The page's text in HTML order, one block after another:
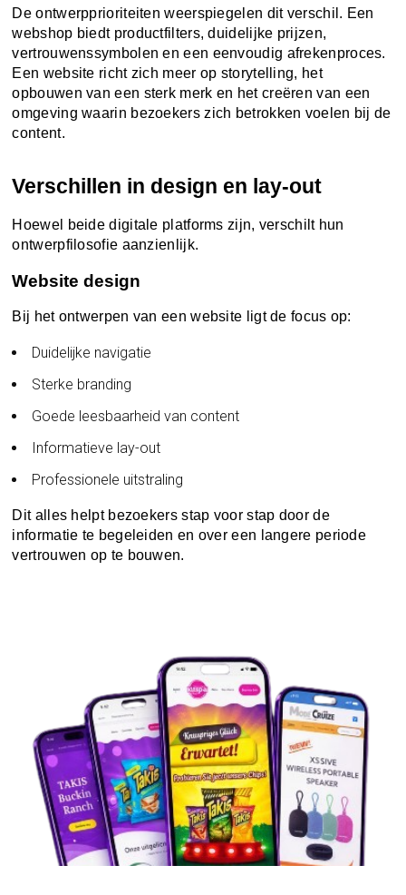
De ontwerpprioriteiten weerspiegelen dit verschil. Een
webshop biedt productfilters, duidelijke prijzen,
vertrouwenssymbolen en een eenvoudig afrekenproces.
Een website richt zich meer op storytelling, het
opbouwen van een sterk merk en het creëren van een
omgeving waarin bezoekers zich betrokken voelen bij de
content.
Verschillen in design en lay-out
Hoewel beide digitale platforms zijn, verschilt hun
ontwerpfilosofie aanzienlijk.
Website design
Bij het ontwerpen van een website ligt de focus op:
Duidelijke navigatie
Sterke branding
Goede leesbaarheid van content
Informatieve lay-out
Professionele uitstraling
Dit alles helpt bezoekers stap voor stap door de
informatie te begeleiden en over een langere periode
vertrouwen op te bouwen.